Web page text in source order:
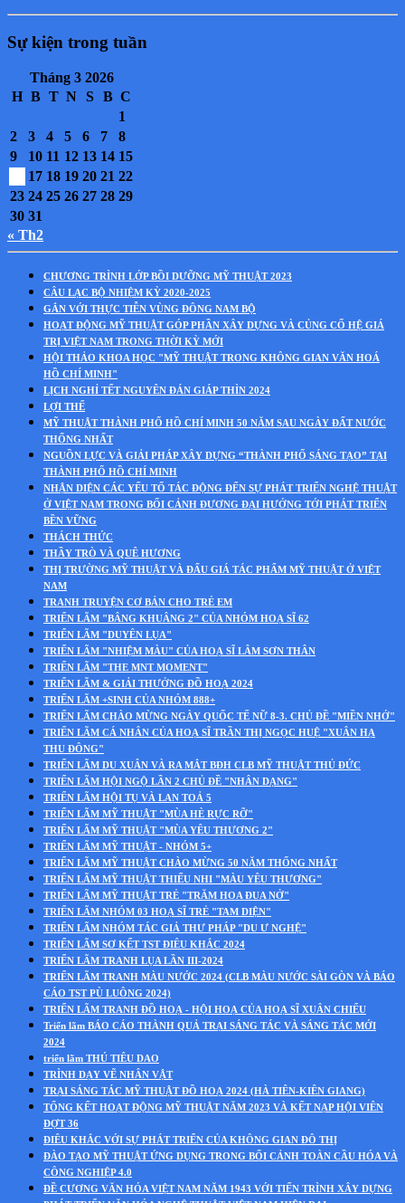
Sự kiện trong tuần
Tháng 3 2026
H B T N S B C
1
2
3 4 5 6 7
8
9
10 11 12 13 14 15
17 18 19 20 21 22
23 24 25 26 27 28 29
30 31
« Th2
CHƯƠNG TRÌNH LỚP BỒI DƯỠNG MỸ THUẬT 2023
CÂU LẠC BỘ NHIỆM KỲ 2020-2025
GẮN VỚI THỰC TIỄN VÙNG ĐÔNG NAM BỘ
HOẠT ĐỘNG MỸ THUẬT GÓP PHẦN XÂY DỰNG VÀ CỦNG CỐ HỆ GIÁ
TRỊ VIỆT NAM TRONG THỜI KỲ MỚI
HỘI THẢO KHOA HỌC "MỸ THUẬT TRONG KHÔNG GIAN VĂN HOÁ
HỒ CHÍ MINH"
LỊCH NGHỈ TẾT NGUYÊN ĐÁN GIÁP THÌN 2024
LỢI THẾ
MỸ THUẬT THÀNH PHỐ HỒ CHÍ MINH 50 NĂM SAU NGÀY ĐẤT NƯỚC
THỐNG NHẤT
NGUỒN LỰC VÀ GIẢI PHÁP XÂY DỰNG “THÀNH PHỐ SÁNG TẠO” TẠI
THÀNH PHỐ HỒ CHÍ MINH
NHẬN DIỆN CÁC YẾU TỐ TÁC ĐỘNG ĐẾN SỰ PHÁT TRIỂN NGHỆ THUẬT
Ở VIỆT NAM TRONG BỐI CẢNH ĐƯƠNG ĐẠI HƯỚNG TỚI PHÁT TRIỂN
BỀN VỮNG
THÁCH THỨC
THẦY TRÒ VÀ QUÊ HƯƠNG
THỊ TRƯỜNG MỸ THUẬT VÀ ĐẤU GIÁ TÁC PHẨM MỸ THUẬT Ở VIỆT
NAM
TRANH TRUYỆN CƠ BẢN CHO TRẺ EM
TRIỂN LÃM "BÂNG KHUÂNG 2" CỦA NHÓM HOẠ SĨ 62
TRIỂN LÃM "DUYÊN LỤA"
TRIỂN LÃM "NHIỆM MÀU" CỦA HOẠ SĨ LÂM SƠN THÂN
TRIỂN LÃM "THE MNT MOMENT"
TRIỂN LÃM & GIẢI THƯỞNG ĐỒ HOẠ 2024
TRIỂN LÃM +SINH CỦA NHÓM 888+
TRIỂN LÃM CHÀO MỪNG NGÀY QUỐC TẾ NỮ 8-3. CHỦ ĐỀ "MIỀN NHỚ"
TRIỂN LÃM CÁ NHÂN CỦA HOẠ SĨ TRẦN THỊ NGỌC HUỆ "XUÂN HẠ
THU ĐÔNG"
TRIỂN LÃM DU XUÂN VÀ RA MẮT BĐH CLB MỸ THUẬT THỦ ĐỨC
TRIỂN LÃM HỘI NGỘ LẦN 2 CHỦ ĐỀ "NHÂN DẠNG"
TRIỂN LÃM HỘI TỤ VÀ LAN TOẢ 5
TRIỂN LÃM MỸ THUẬT "MÙA HÈ RỰC RỠ"
TRIỂN LÃM MỸ THUẬT "MÙA YÊU THƯƠNG 2"
TRIỂN LÃM MỸ THUẬT - NHÓM 5+
TRIỂN LÃM MỸ THUẬT CHÀO MỪNG 50 NĂM THỐNG NHẤT
TRIỂN LÃM MỸ THUẬT THIẾU NHI "MÀU YÊU THƯƠNG"
TRIỂN LÃM MỸ THUẬT TRẺ "TRĂM HOA ĐUA NỞ"
TRIỂN LÃM NHÓM 03 HOẠ SĨ TRẺ "TAM DIỆN"
TRIỂN LÃM NHÓM TÁC GIẢ THƯ PHÁP "DU Ư NGHỆ"
TRIỂN LÃM SƠ KẾT TST ĐIÊU KHẮC 2024
TRIỂN LÃM TRANH LỤA LẦN III-2024
TRIỂN LÃM TRANH MÀU NƯỚC 2024 (CLB MÀU NƯỚC SÀI GÒN VÀ BÁO
CÁO TST PÙ LUÔNG 2024)
TRIỂN LÃM TRANH ĐỒ HOẠ - HỘI HOẠ CỦA HOẠ SĨ XUÂN CHIỂU
Triển lãm BÁO CÁO THÀNH QUẢ TRẠI SÁNG TÁC VÀ SÁNG TÁC MỚI
2024
triển lãm THÚ TIÊU DAO
TRÌNH DẠY VẼ NHÂN VẬT
TRẠI SÁNG TÁC MỸ THUẬT ĐỒ HOẠ 2024 (HÀ TIÊN-KIÊN GIANG)
TỔNG KẾT HOẠT ĐỘNG MỸ THUẬT NĂM 2023 VÀ KẾT NẠP HỘI VIÊN
ĐỢT 36
ĐIÊU KHẮC VỚI SỰ PHÁT TRIỂN CỦA KHÔNG GIAN ĐÔ THỊ
ĐÀO TẠO MỸ THUẬT ỨNG DỤNG TRONG BỐI CẢNH TOÀN CẦU HÓA VÀ
CÔNG NGHIỆP 4.0
ĐỀ CƯƠNG VĂN HÓA VIỆT NAM NĂM 1943 VỚI TIẾN TRÌNH XÂY DỰNG